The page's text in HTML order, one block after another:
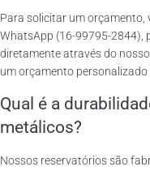
Para solicitar um orçamento,
WhatsApp (16-99795-2844),
diretamente através do
um orçamento personalizado
Qual é a
metálicos?
Nossos reservatórios são